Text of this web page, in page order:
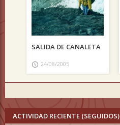
SALIDA DE CANALETA
24/08/2005
ACTIVIDAD RECIENTE (SEGUIDOS)